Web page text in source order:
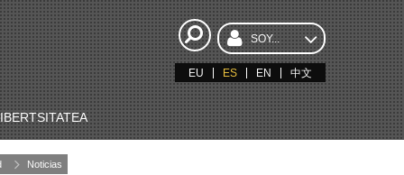
SOY...
EU ES EN 中文
Noticias